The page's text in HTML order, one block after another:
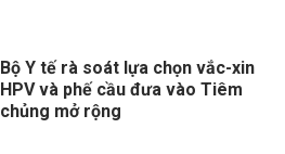
Bộ Y tế rà soát lựa chọn vắc-xin
HPV và phế cầu đưa vào Tiêm
chủng mở rộng